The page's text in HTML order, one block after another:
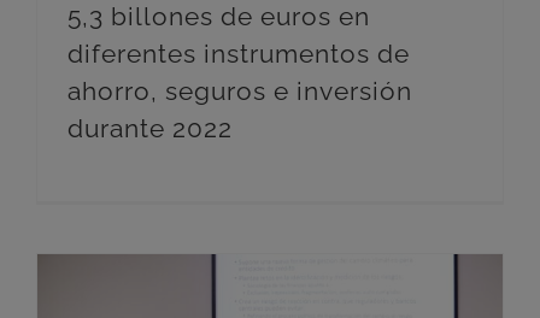
5,3 billones de euros en
diferentes instrumentos de
ahorro, seguros e inversión
durante 2022